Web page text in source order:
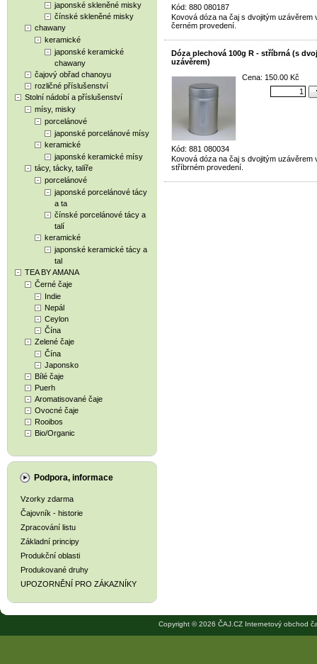
japonské skleněné misky
čínské skleněné misky
chawany
keramické
japonské keramické
chawany
čajový obřad chanoyu
rozličné příslušenství
Stolní nádobí a příslušenství
mísy, misky
porcelánové
japonské porcelánové mísy
keramické
japonské keramické mísy
tácy, tácky, talíře
porcelánové
japonské porcelánové tácy
a ta
čínské porcelánové tácy a
talí
keramické
japonské keramické tácy a
tal
TEA BY AMANA
Černé čaje
Indie
Nepál
Ceylon
Čína
Zelené čaje
Čína
Japonsko
Bílé čaje
Puerh
Aromatisované čaje
Ovocné čaje
Rooibos
Bio/Organic
Podpora, informace
Vzorky zdarma
Čajovník - historie
Zpracování listu
Základní principy
Produkční oblasti
Produkované druhy
UPOZORNĚNÍ PRO ZÁKAZNÍKY
Kód: 880 080187
Kovová dóza na čaj s dvojitým uzávěrem
černém provedení.
Dóza plechová 100g R - stříbrná (s
uzávěrem)
Kód: 881 080034
Cena: 150.00 Kč
Kovová dóza na čaj s dvojitým uzávěrem
stříbrném provedení.
Copyright © 2026 ČAJ.CZ Internetový obchod